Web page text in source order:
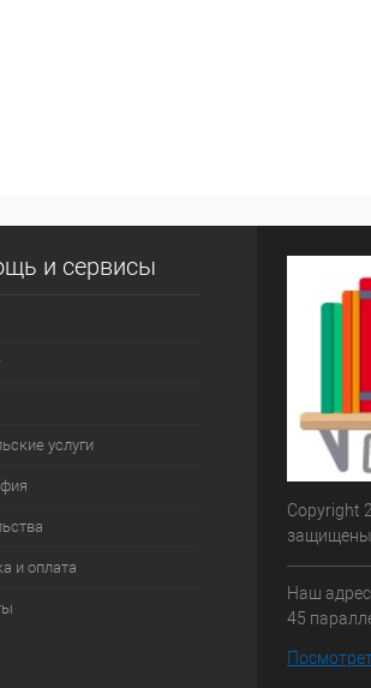
и сервисы
услуги
и оплата
Copyright
защищены.
Наш
45